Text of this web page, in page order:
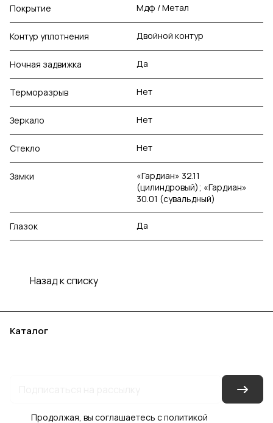
Покрытие Мдф / Метал
Контур уплотнения Двойной контур
Ночная задвижка Да
Терморазрыв Нет
Зеркало Нет
Стекло Нет
Замки
«Гардиан» 32.11
(цилиндровый); «Гардиан»
30.01 (сувальдный)
Глазок Да
Назад к списку
Каталог
Продолжая, вы соглашаетесь сполитикой